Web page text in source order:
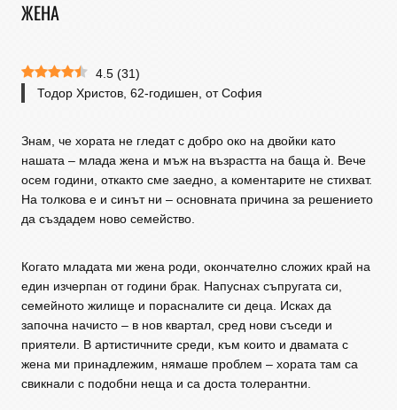
ЖЕНА
4.5 (31)
Тодор Христов, 62-годишен, от София
Знам, че хората не гледат с добро око на двойки като
нaшата – млада жена и мъж на възрастта на баща ѝ. Вече
осем години, откакто сме заедно, а коментaрите не стихват.
На толкова е и синът ни – основната причина за решението
да създадем ново семейство.
Когато младата ми жена роди, окончателно сложих край на
един изчерпан от години брак. Напуснах съпругата си,
семейното жилище и порасналите си деца. Исках да
започна начисто – в нов квартал, сред нови съседи и
приятели. В артистичните среди, към които и двамата с
жена ми принадлежим, нямаше проблем – хората там са
свикнали с подобни неща и са доста толерантни.